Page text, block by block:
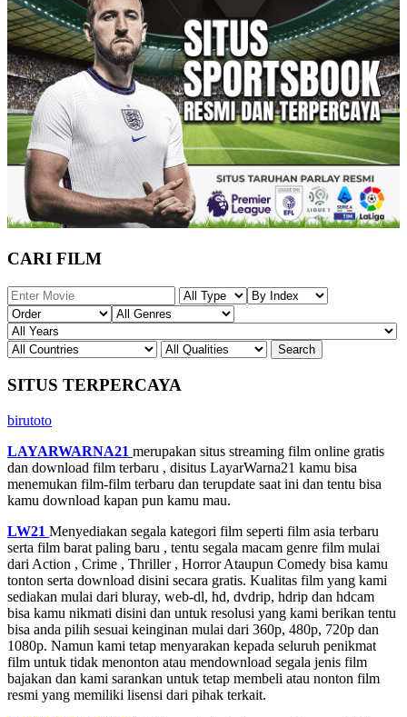
CARI FILM
SITUS TERPERCAYA
birutoto
LAYARWARNA21 merupakan situs streaming film online gratis
dan download film terbaru , disitus LayarWarna21 kamu bisa
menemukan film-film terbaru dan terupdate saat ini dan tentu bisa
kamu download kapan pun kamu mau.
LW21 Menyediakan segala kategori film seperti film asia terbaru
serta film barat paling baru , tentu segala macam genre film mulai
dari Action , Crime , Thriller , Horror Ataupun Comedy bisa kamu
tonton serta download disini secara gratis. Kualitas film yang kami
sediakan mulai dari bluray, web-dl, hd, dvdrip, hdrip dan hdcam
bisa kamu nikmati disini dan untuk resolusi yang kami berikan tentu
bisa anda pilih sesuai keinginan mulai dari 360p, 480p, 720p dan
1080p. Namun kami tetap menyarakan kepada seluruh penikmat
film untuk tidak menonton atau mendownload segala jenis film
bajakan dan kami sarankan untuk tetap membeli atau nonton film
resmi yang memiliki lisensi dari pihak terkait.